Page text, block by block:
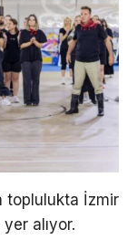
toplulukta İzmir
alıyor.